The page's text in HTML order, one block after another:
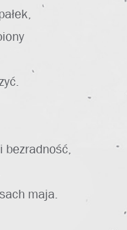
bezradność,
maja.